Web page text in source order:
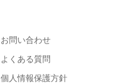
お問い合わせ
よくある質問
個人情報保護方針